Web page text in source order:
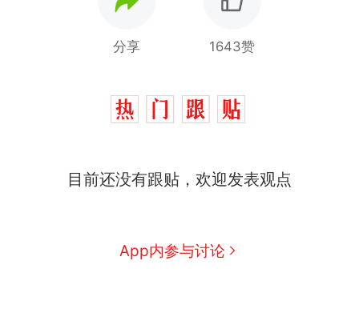
分享 1643赞
目前还没有跟贴，欢迎发表观点
App内参与讨论